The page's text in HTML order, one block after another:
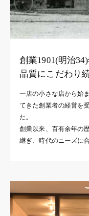
創業1901(明治34)
品質にこだわり
一店の小さな店から始
てきた創業者の経営を
た。
創業以来、百有余年の
継ぎ、時代のニーズに